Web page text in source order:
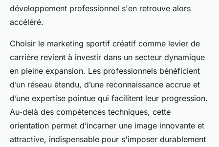
développement professionnel s'en retrouve alors
accéléré.
Choisir le marketing sportif créatif comme levier de
carrière revient à investir dans un secteur dynamique
en pleine expansion. Les professionnels bénéficient
d’un réseau étendu, d’une reconnaissance accrue et
d’une expertise pointue qui facilitent leur progression.
Au-delà des compétences techniques, cette
orientation permet d’incarner une image innovante et
attractive, indispensable pour s'imposer durablement